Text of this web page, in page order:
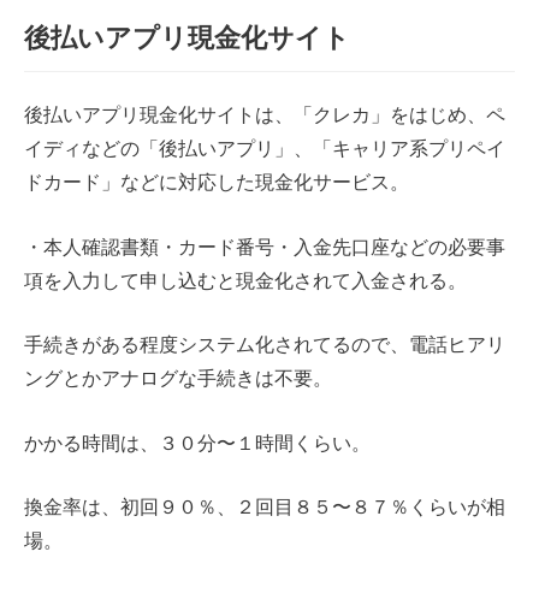
後払いアプリ現金化サイト
後払いアプリ現金化サイトは、「クレカ」をはじめ、ペ
イディなどの「後払いアプリ」、「キャリア系プリペイ
ドカード」などに対応した現金化サービス。
・本人確認書類・カード番号・入金先口座などの必要事
項を入力して申し込むと現金化されて入金される。
手続きがある程度システム化されてるので、電話ヒアリ
ングとかアナログな手続きは不要。
かかる時間は、３０分〜１時間くらい。
換金率は、初回９０％、２回目８５〜８７％くらいが相
場。